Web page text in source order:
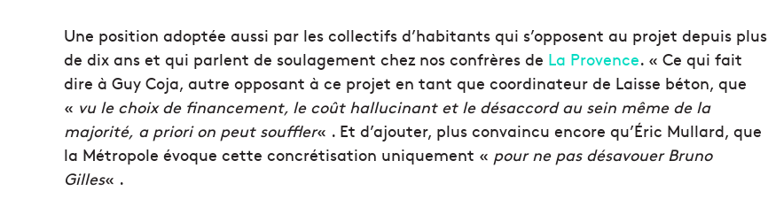
Une position adoptée aussi par les collectifs d’habitants qui s’opposent au projet depuis plus
de dix ans et qui parlent de soulagement chez nos confrères de La Provence. « Ce qui fait
dire à Guy Coja, autre opposant à ce projet en tant que coordinateur de Laisse béton, que
« vu le choix de financement, le coût hallucinant et le désaccord au sein même de la
majorité, a priorion peut souffler« . Et d’ajouter, plus convaincu encore qu’Éric Mullard, que
la Métropole évoque cette concrétisation uniquement « pour ne pas désavouer Bruno
Gilles« .